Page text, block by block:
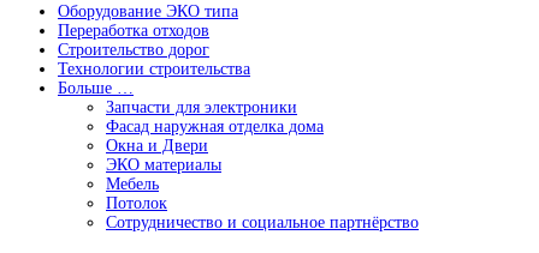
Оборудование ЭКО типа
Переработка отходов
Строительство дорог
Технологии строительства
Больше …
Запчасти для электроники
Фасад наружная отделка дома
Окна и Двери
ЭКО материалы
Мебель
Потолок
Сотрудничество и социальное партнёрство